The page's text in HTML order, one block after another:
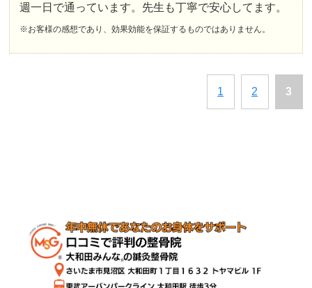
週一日で通っています。先生も丁寧で安心してます。
※お客様の感想であり、効果効能を保証するものではありません。
1 2 3